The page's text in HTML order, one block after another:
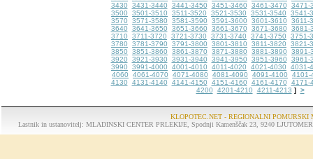
3430
3431-3440 3441-3450 3451-3460 3461-3470
3471-
3500
3501-3510 3511-3520 3521-3530 3531-3540
3541-
3570
3571-3580 3581-3590 3591-3600 3601-3610
3611-
3640
3641-3650 3651-3660 3661-3670 3671-3680
3681-
3710
3711-3720 3721-3730 3731-3740 3741-3750
3751-
3780
3781-3790 3791-3800 3801-3810 3811-3820
3821-
3850
3851-3860 3861-3870 3871-3880 3881-3890
3891-
3920
3921-3930 3931-3940 3941-3950 3951-3960
3961-
3990
3991-4000 4001-4010 4011-4020 4021-4030
4031-
4060
4061-4070 4071-4080 4081-4090 4091-4100
4101-
4130
4131-4140 4141-4150 4151-4160 4161-4170
4171-
4200
4201-4210 4211-4213 ] >
KLOPOTEC.NET - REGIONALNI POMURSKI
Lastnik in ustanovitelj: MLADINSKI CENTER PRLEKIJE, Spodnji Kamenščak 23, 9240